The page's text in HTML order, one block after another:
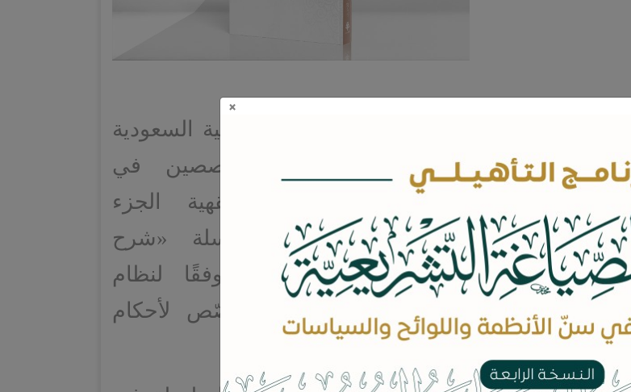
يسرّ الجمعية العلمية القضائية السعودية
(قضاء) أن تقدّم للمتخصصين في
الدراسات القانونية والفقهية الجزء
الثالث والأخير من سلسلة «شرح
النظرية العامة للالتزام وفقًا لنظام
المعاملات المدنية»، المخصّص لأحكام
الالتزام.
×